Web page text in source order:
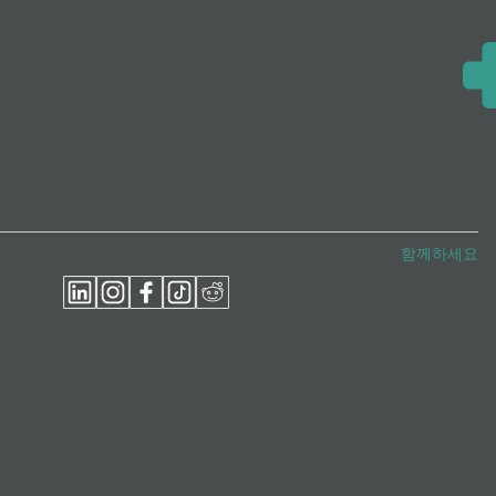
함께하세요